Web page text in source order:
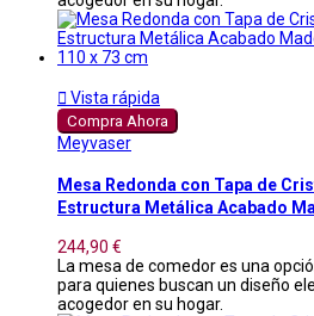
 Vista rápida
Compra Ahora
Meyvaser
Mesa Redonda con Tapa de
Estructura Metálica Acabado
244,90 €
La mesa de comedor es una
para quienes buscan un diseño
acogedor en su hogar.